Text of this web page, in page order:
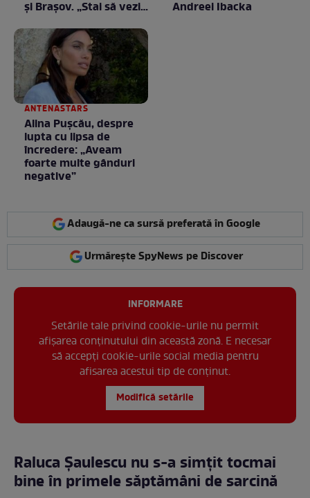
şi Braşov. „Stai să vezi Andreei Ibacka
ANTENASTARS
Alina Pușcău, despre
lupta cu lipsa de
încredere: „Aveam
foarte multe gânduri
negative”
Adaugă-ne ca sursă preferată în Google
Urmărește SpyNews pe Discover
INFORMARE
Setările tale privind cookie-urile nu permit
afișarea conținutului din această zonă. E necesar
să accepți cookie-urile social media pentru
afisarea acestui tip de conținut.
Modifică setările
Raluca Șaulescu nu s-a simțit tocmai
bine în primele săptămâni de sarcină